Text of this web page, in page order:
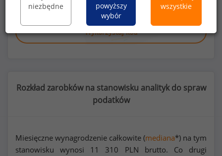
Dowiedz się więcej
Wykorzystaj kod
Rozkład zarobków na stanowisku analityk do spraw
podatków
Miesięczne wynagrodzenie całkowite (mediana*) na tym
stanowisku wynosi 11 310 PLN brutto. Co drugi
niezbędne
powyższy
wybór
wszystkie